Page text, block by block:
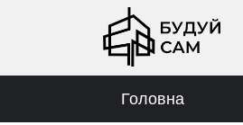
Головна